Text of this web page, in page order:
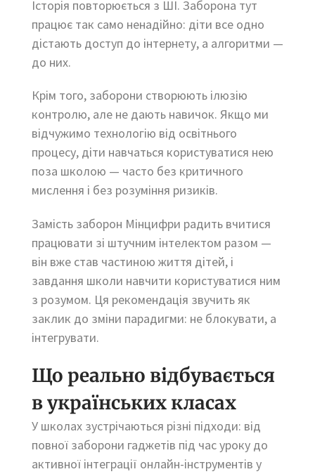
Історія повторюється з ШІ. Заборона тут
працює так само ненадійно: діти все одно
дістають доступ до інтернету, а алгоритми —
до них.
Крім того, заборони створюють ілюзію
контролю, але не дають навичок. Якщо ми
відчужимо технологію від освітнього
процесу, діти навчаться користуватися нею
поза школою — часто без критичного
мислення і без розуміння ризиків.
Замість заборон Мінцифри радить вчитися
працювати зі штучним інтелектом разом —
він вже став частиною життя дітей, і
завдання школи навчити користуватися ним
з розумом. Ця рекомендація звучить як
заклик до зміни парадигми: не блокувати, а
інтегрувати.
Що реально відбувається
в українських класах
У школах зустрічаються різні підходи: від
повної заборони гаджетів під час уроку до
активної інтеграції онлайн-інструментів у